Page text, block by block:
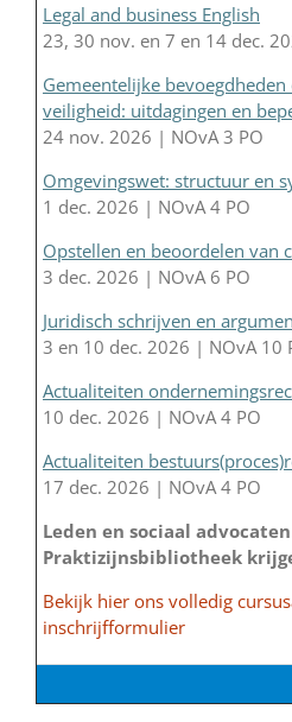
Legal and business English
23, 30 nov. en 7 en 14 dec.
Gemeentelijke
veiligheid: uitdagingen en
24 nov. 2026 | NOvA 3 PO
Omgevingswet: structuur en
1 dec. 2026 | NOvA 4 PO
Opstellen en beoordelen van
3 dec. 2026 | NOvA 6 PO
Juridisch schrijven en
3 en 10 dec. 2026 | NOvA 10
Actualiteiten
10 dec. 2026 | NOvA 4 PO
Actualiteiten
17 dec. 2026 | NOvA 4 PO
Leden en sociaal
Praktizijnsbibliotheek
Bekijk hier ons volledig
inschrijfformulier